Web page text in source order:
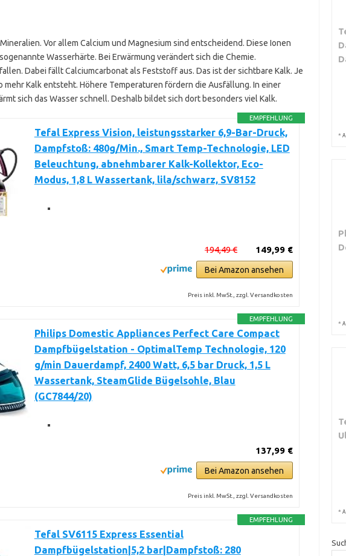
Vor allem Calcium und Magnesium sind entscheidend. Diese Ionen
Wasserhärte. Bei Erwärmung verändert sich die Chemie.
Dabei fällt Calciumcarbonat als Feststoff aus. Das ist der sichtbare Kalk. Je
mehr Kalk entsteht. Höhere Temperaturen fördern die Ausfällung. In einer
sich das Wasser schnell. Deshalb bildet sich dort besonders viel Kalk.
EMPFEHLUNG
Tefal Express Vision, leistungsstarker 6,9-Bar-Druck,
Dampfstoß: 480g/Min., Smart Temp-Technologie, LED
Beleuchtung, abnehmbarer Kalk-Kollektor, Eco-
Modus, 1,8 L Wassertank, lila/schwarz, SV8152
149,99 €
194,49 €
Bei Amazon ansehen
Preis inkl. MwSt., zzgl. Versandkosten
EMPFEHLUNG
Philips Domestic Appliances Perfect Care Compact
Dampfbügelstation - OptimalTemp Technologie, 120
g/min Dauerdampf, 2400 Watt, 6,5 bar Druck, 1,5 L
Wassertank, SteamGlide Bügelsohle, Blau
(GC7844/20)
137,99 €
Bei Amazon ansehen
Preis inkl. MwSt., zzgl. Versandkosten
EMPFEHLUNG
Tefal SV6115 Express Essential
Dampfbügelstation|5,2 bar|Dampfstoß: 280
*
*
*